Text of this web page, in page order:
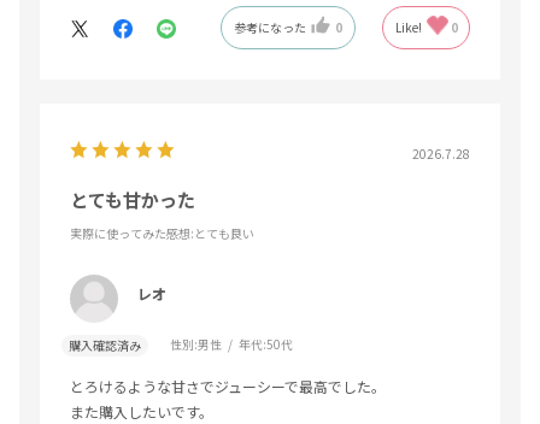
参考になった 0 Like! 0
2026.7.28
とても甘かった
実際に使ってみた感想:とても良い
レオ
購入確認済み 性別:男性 年代:50代
とろけるような甘さでジューシーで最高でした。
また購入したいです。